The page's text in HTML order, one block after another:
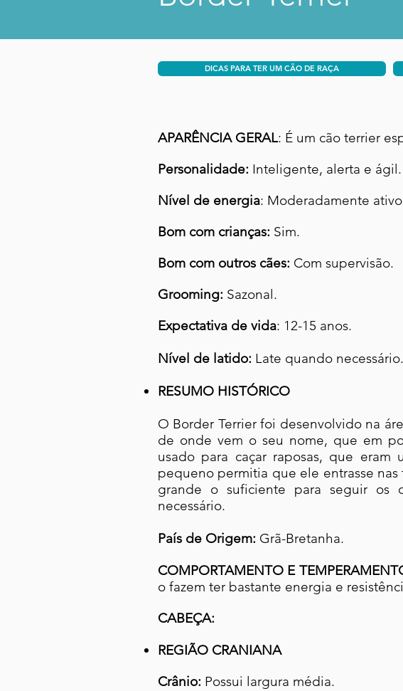
DICAS PARA TER UM CÃO DE RAÇA
APARÊNCIA GERAL: É um cão terrier
Personalidade: Inteligente, alerta e ágil.
Nível de energia: Moderadamente
Bom com crianças: Sim.
Bom com outros cães: Com supervisão.
Grooming: Sazonal.
Expectativa de vida: 12-15 anos.
Nível de latido: Late quando necessário.
RESUMO HISTÓRICO
O Border Terrier foi desenvolvido na
de onde vem o seu nome, que em
usado para caçar raposas, que
pequeno permitia que ele entrasse nas
grande o suficiente para seguir os
necessário.
País de Origem: Grã-Bretanha.
COMPORTAMENTO E
o fazem ter bastante energia e
CABEÇA:
REGIÃO CRANIANA
Crânio: Possui largura média.